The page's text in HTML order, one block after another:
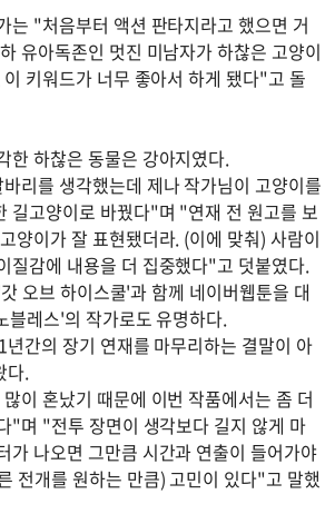
는 "처음부터 액션 판타지라고 했으면 거
유아독존인 멋진 미남자가 하찮은 고양이
키워드가 너무 좋아서 하게 됐다"고 돌
한 하찮은 동물은 강아지였다.
리를 생각했는데 제나 작가님이 고양이를
길고양이로 바꿨다"며 "연재 전 원고를 보
양이가 잘 표현됐더라. (이에 맞춰) 사람이
질감에 내용을 더 집중했다"고 덧붙였다.
오브 하이스쿨'과 함께 네이버웹툰을 대
블레스'의 작가로도 유명하다.
간의 장기 연재를 마무리하는 결말이 아
다.
이 혼났기 때문에 이번 작품에서는 좀 더
"며 "전투 장면이 생각보다 길지 않게 마
가 나오면 그만큼 시간과 연출이 들어가야
전개를 원하는 만큼) 고민이 있다"고 말했